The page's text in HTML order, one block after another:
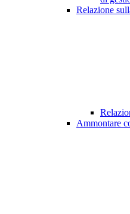
Relazione
Ammontare